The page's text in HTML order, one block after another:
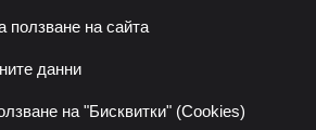
на сайта
данни
на "Бисквитки" (Cookies)